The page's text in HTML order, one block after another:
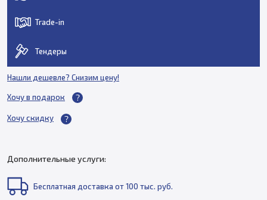
Trade-in
Тендеры
Нашли дешевле? Снизим цену!
Хочу в подарок
Хочу скидку
Дополнительные услуги:
Бесплатная доставка от 100 тыс. руб.